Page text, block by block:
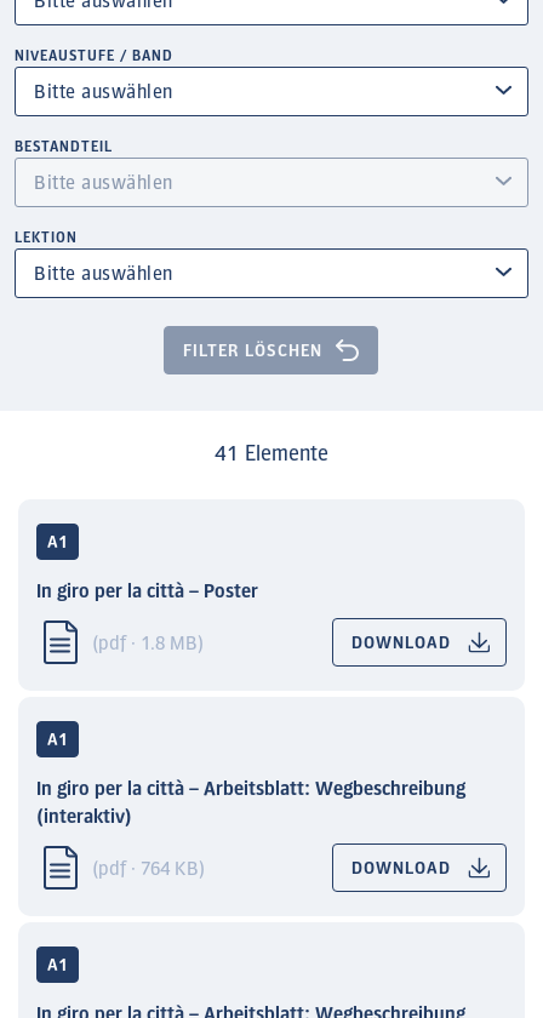
NIVEAUSTUFE / BAND
BESTANDTEIL
LEKTION
FILTER LÖSCHEN
41 Elemente
A1
In giro per la città – Poster
(pdf · 1.8 MB) DOWNLOAD
A1
In giro per la città – Arbeitsblatt: Wegbeschreibung
(interaktiv)
(pdf · 764 KB) DOWNLOAD
A1
In giro per la città – Arbeitsblatt: Wegbeschreibung